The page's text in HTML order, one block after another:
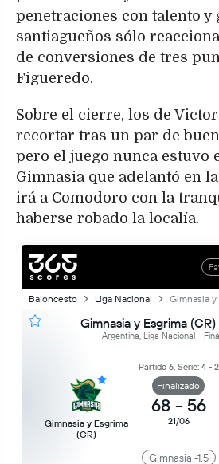
penetraciones con talento y
santiagueños sólo
de conversiones de tres
Figueredo.
Sobre el cierre, los de
recortar tras un par de
pero el juego nunca estuvo
Gimnasia que adelantó en
irá a Comodoro con la
haberse robado la localía.